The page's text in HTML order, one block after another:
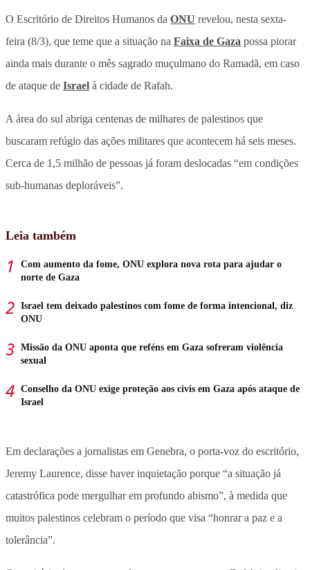
O Escritório de Direitos Humanos da ONU revelou, nesta sexta-
feira (8/3), que teme que a situação na Faixa de Gaza possa piorar
ainda mais durante o mês sagrado muçulmano do Ramadã, em caso
de ataque de Israel à cidade de Rafah.
A área do sul abriga centenas de milhares de palestinos que
buscaram refúgio das ações militares que acontecem há seis meses.
Cerca de 1,5 milhão de pessoas já foram deslocadas “em condições
sub-humanas deploráveis”.
Leia também
Com aumento da fome, ONU explora nova rota para ajudar o
norte de Gaza
Israel tem deixado palestinos com fome de forma intencional, diz
ONU
Missão da ONU aponta que reféns em Gaza sofreram violência
sexual
Conselho da ONU exige proteção aos civis em Gaza após ataque de
Israel
Em declarações a jornalistas em Genebra, o porta-voz do escritório,
Jeremy Laurence, disse haver inquietação porque “a situação já
catastrófica pode mergulhar em profundo abismo”, à medida que
muitos palestinos celebram o período que visa “honrar a paz e a
tolerância”.